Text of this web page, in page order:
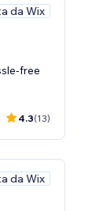
da Wix
free
4.3(13)
da Wix